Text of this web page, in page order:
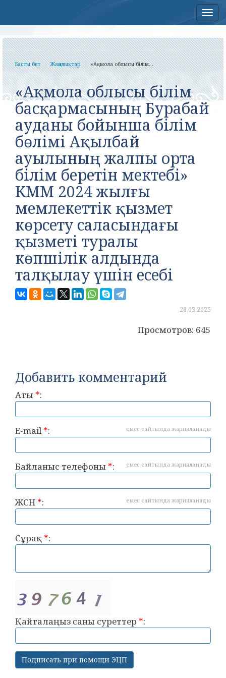
Басты бет Жаңалықтар «Ақмола облысы білім...
«Ақмола облысы білім
басқармасының Бурабай
ауданы бойынша білім
бөлімі Ақылбай
ауылының жалпы орта
білім беретін мектебі»
КММ 2024 жылғы
мемлекеттік қызмет
көрсету саласындағы
қызметі туралы
көпшілік алдында
талқылау үшін есебі
28.03.2025
Просмотров: 645
Добавить комментарий
Аты *:
E-mail*: емес сайтында жарияланады
Байланыс телефоны *: емес сайтында жарияланады
ЖСН *: емес сайтында жарияланады
Сұрақ *:
Қайталаңыз саны суреттер *: